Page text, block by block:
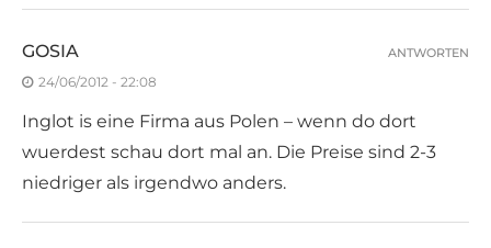
GOSIA
24/06/2012 - 22:08
Inglot is eine Firma aus Polen – wenn do dort
wuerdest schau dort mal an. Die Preise sind 2-3
niedriger als irgendwo anders.
ANTWORTEN